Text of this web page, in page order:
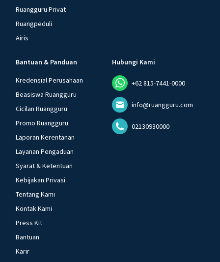
Ruangguru Privat
Ruangpeduli
Airis
Bantuan & Panduan
Kredensial Perusahaan
Beasiswa Ruangguru
Cicilan Ruangguru
Promo Ruangguru
Laporan Kerentanan
Layanan Pengaduan
Syarat & Ketentuan
Kebijakan Privasi
Tentang Kami
Kontak Kami
Press Kit
Bantuan
Karir
Hubungi Kami
+62 815-7441-0000
info@ruangguru.com
02130930000